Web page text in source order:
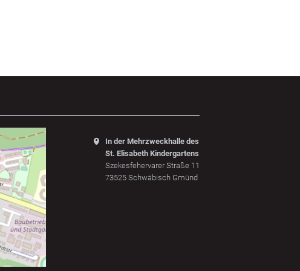
In der Mehrzweckhalle des
St. Elisabeth Kindergartens
Szekesfehervarer Straße 11
73525 Schwäbisch Gmünd